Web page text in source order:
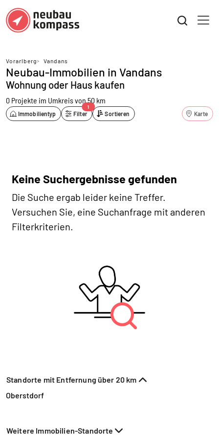
Vorarlberg> Vandans
Neubau-Immobilien in Vandans
Wohnung oder Haus kaufen
0 Projekte im Umkreis von 50 km
Immobilientyp Filter
1
Sortieren Karte
Keine Suchergebnisse gefunden
Die Suche ergab leider keine Treffer.
Versuchen Sie, eine Suchanfrage mit anderen
Filterkriterien.
Standorte mit Entfernung über 20 km
Oberstdorf
Weitere Immobilien-Standorte